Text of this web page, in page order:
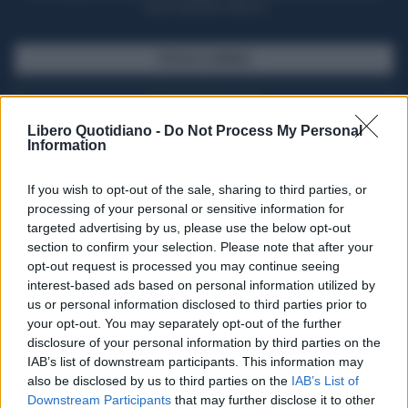
Libero Quotidiano - Do Not Process My Personal
Information
If you wish to opt-out of the sale, sharing to third parties, or
processing of your personal or sensitive information for
targeted advertising by us, please use the below opt-out
section to confirm your selection. Please note that after your
opt-out request is processed you may continue seeing
interest-based ads based on personal information utilized by
us or personal information disclosed to third parties prior to
your opt-out. You may separately opt-out of the further
disclosure of your personal information by third parties on the
IAB’s list of downstream participants. This information may
also be disclosed by us to third parties on the IAB’s List of
Downstream Participants that may further disclose it to other
Seguici su Google Discover
Segui Libero Quotidiano su Google Discover
Scegli Libero Quotidiano come fonte preferita